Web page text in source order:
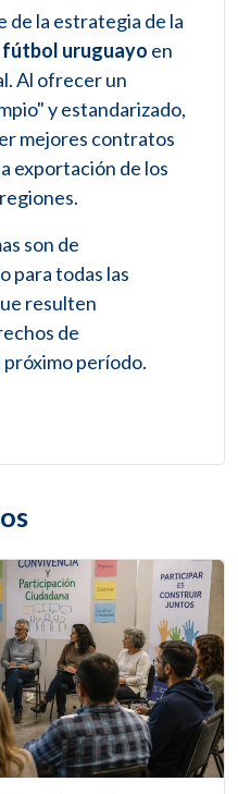
de la estrategia de la
uruguayo en
Al ofrecer un
y estandarizado,
mejores contratos
exportación de los
son de
para todas las
resulten
de
período.